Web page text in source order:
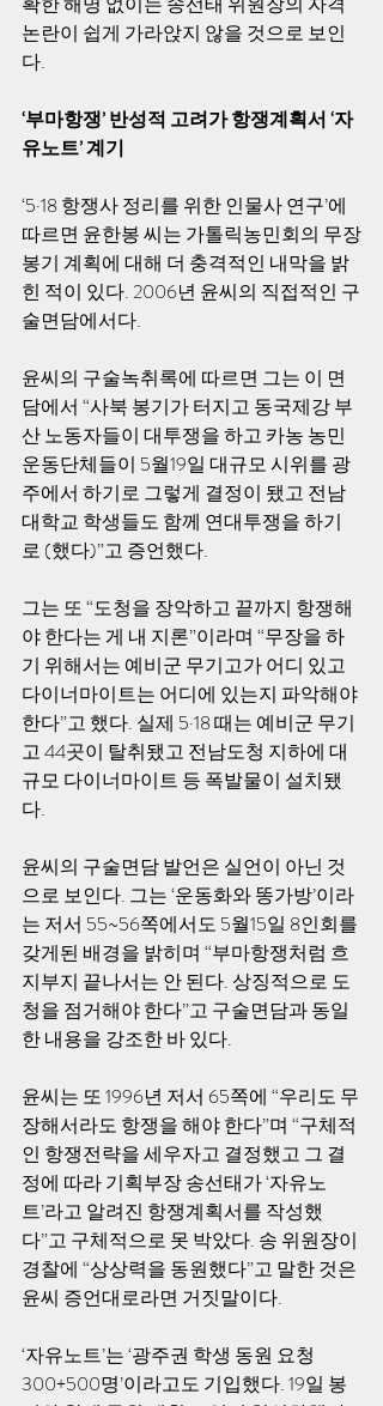
논란이 쉽게 가라앉지 않을 것으로 보인
다.
‘부마항쟁’ 반성적 고려가 항쟁계획서 ‘자
유노트’ 계기
‘5·18 항쟁사 정리를 위한 인물사 연구’에
따르면 윤한봉 씨는 가톨릭농민회의 무장
봉기 계획에 대해 더 충격적인 내막을 밝
힌 적이 있다. 2006년 윤씨의 직접적인 구
술면담에서다.
윤씨의 구술녹취록에 따르면 그는 이 면
담에서 “사북 봉기가 터지고 동국제강 부
산 노동자들이 대투쟁을 하고 카농 농민
운동단체들이 5월19일 대규모 시위를 광
주에서 하기로 그렇게 결정이 됐고 전남
대학교 학생들도 함께 연대투쟁을 하기
로 (했다)”고 증언했다.
그는 또 “도청을 장악하고 끝까지 항쟁해
야 한다는 게 내 지론”이라며 “무장을 하
기 위해서는 예비군 무기고가 어디 있고
다이너마이트는 어디에 있는지 파악해야
한다”고 했다. 실제 5·18 때는 예비군 무기
고 44곳이 탈취됐고 전남도청 지하에 대
규모 다이너마이트 등 폭발물이 설치됐
다.
윤씨의 구술면담 발언은 실언이 아닌 것
으로 보인다. 그는 ‘운동화와 똥가방’이라
는 저서 55~56쪽에서도 5월15일 8인회를
갖게된 배경을 밝히며 “부마항쟁처럼 흐
지부지 끝나서는 안 된다. 상징적으로 도
청을 점거해야 한다”고 구술면담과 동일
한 내용을 강조한 바 있다.
윤씨는 또 1996년 저서 65쪽에 “우리도 무
장해서라도 항쟁을 해야 한다”며 “구체적
인 항쟁전략을 세우자고 결정했고 그 결
정에 따라 기획부장 송선태가 ‘자유노
트’라고 알려진 항쟁계획서를 작성했
다”고 구체적으로 못 박았다. 송 위원장이
경찰에 “상상력을 동원했다”고 말한 것은
윤씨 증언대로라면 거짓말이다.
‘자유노트’는 ‘광주권 학생 동원 요청
300+500명’이라고도 기입했다. 19일 봉